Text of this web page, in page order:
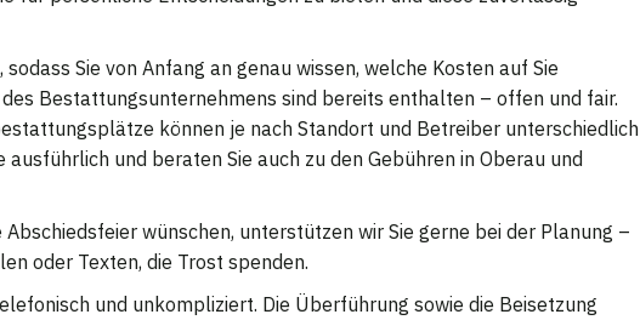
, sodass Sie von Anfang an genau wissen, welche Kosten auf Sie
Bestattungsunternehmens sind bereits enthalten – offen und fair.
können je nach Standort und Betreiber unterschiedlich
und beraten Sie auch zu den Gebühren in Oberau und
wünschen, unterstützen wir Sie gerne bei der Planung –
oder Texten, die Trost spenden.
und unkompliziert. Die Überführung sowie die Beisetzung